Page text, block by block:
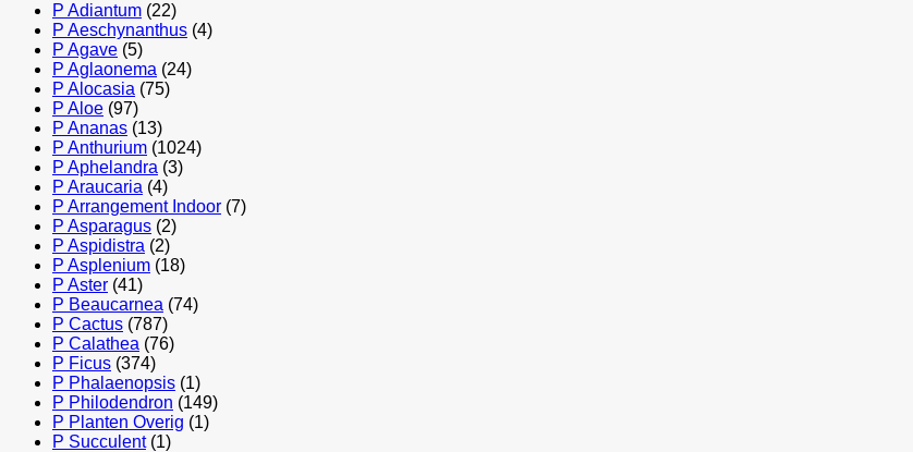
P Adiantum (22)
P Aeschynanthus (4)
P Agave (5)
P Aglaonema (24)
P Alocasia (75)
P Aloe (97)
P Ananas (13)
P Anthurium (1024)
P Aphelandra (3)
P Araucaria (4)
P Arrangement Indoor (7)
P Asparagus (2)
P Aspidistra (2)
P Asplenium (18)
P Aster (41)
P Beaucarnea (74)
P Cactus (787)
P Calathea (76)
P Ficus (374)
P Phalaenopsis (1)
P Philodendron (149)
P Planten Overig (1)
P Succulent (1)